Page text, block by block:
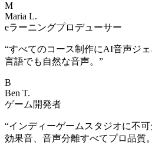
M
Maria L.
eラーニングプロデューサー
“すべてのコース制作にAI音声ジ
言語でも自然な音声。 ”
B
Ben T.
ゲーム開発者
“インディーゲームスタジオに不可
効果音、音声分離すべてプロ品質。